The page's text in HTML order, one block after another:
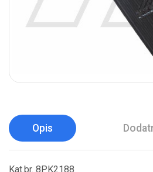
Opis
Kat.br. 8PK2188